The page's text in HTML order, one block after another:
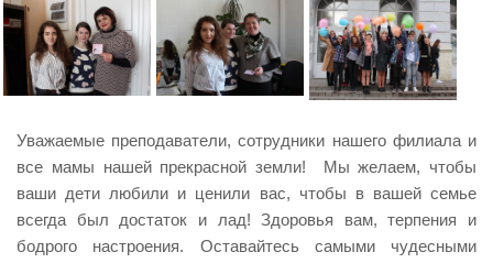
Уважаемые преподаватели, сотрудники нашего филиала и
все мамы нашей прекрасной земли! Мы желаем, чтобы
ваши дети любили и ценили вас, чтобы в вашей семье
всегда был достаток и лад! Здоровья вам, терпения и
бодрого настроения. Оставайтесь самыми чудесными